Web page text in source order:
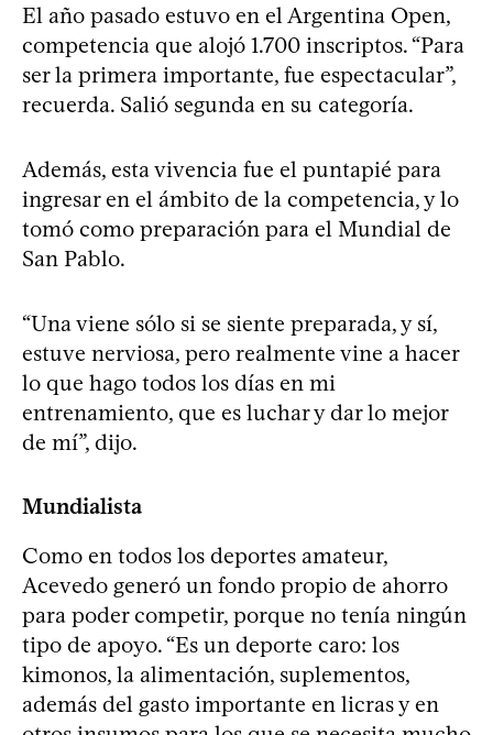
El año pasado estuvo en el Argentina Open,
competencia que alojó 1.700 inscriptos. “Para
ser la primera importante, fue espectacular”,
recuerda. Salió segunda en su categoría.
Además, esta vivencia fue el puntapié para
ingresar en el ámbito de la competencia, y lo
tomó como preparación para el Mundial de
San Pablo.
“Una viene sólo si se siente preparada, y sí,
estuve nerviosa, pero realmente vine a hacer
lo que hago todos los días en mi
entrenamiento, que es luchar y dar lo mejor
de mí”, dijo.
Mundialista
Como en todos los deportes amateur,
Acevedo generó un fondo propio de ahorro
para poder competir, porque no tenía ningún
tipo de apoyo. “Es un deporte caro: los
kimonos, la alimentación, suplementos,
además del gasto importante en licras y en